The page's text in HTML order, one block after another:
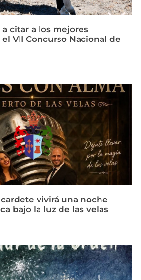
citar a los mejores
VII Concurso Nacional de
vivirá una noche
bajo la luz de las velas